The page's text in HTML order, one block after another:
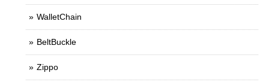
WalletChain
BeltBuckle
Zippo